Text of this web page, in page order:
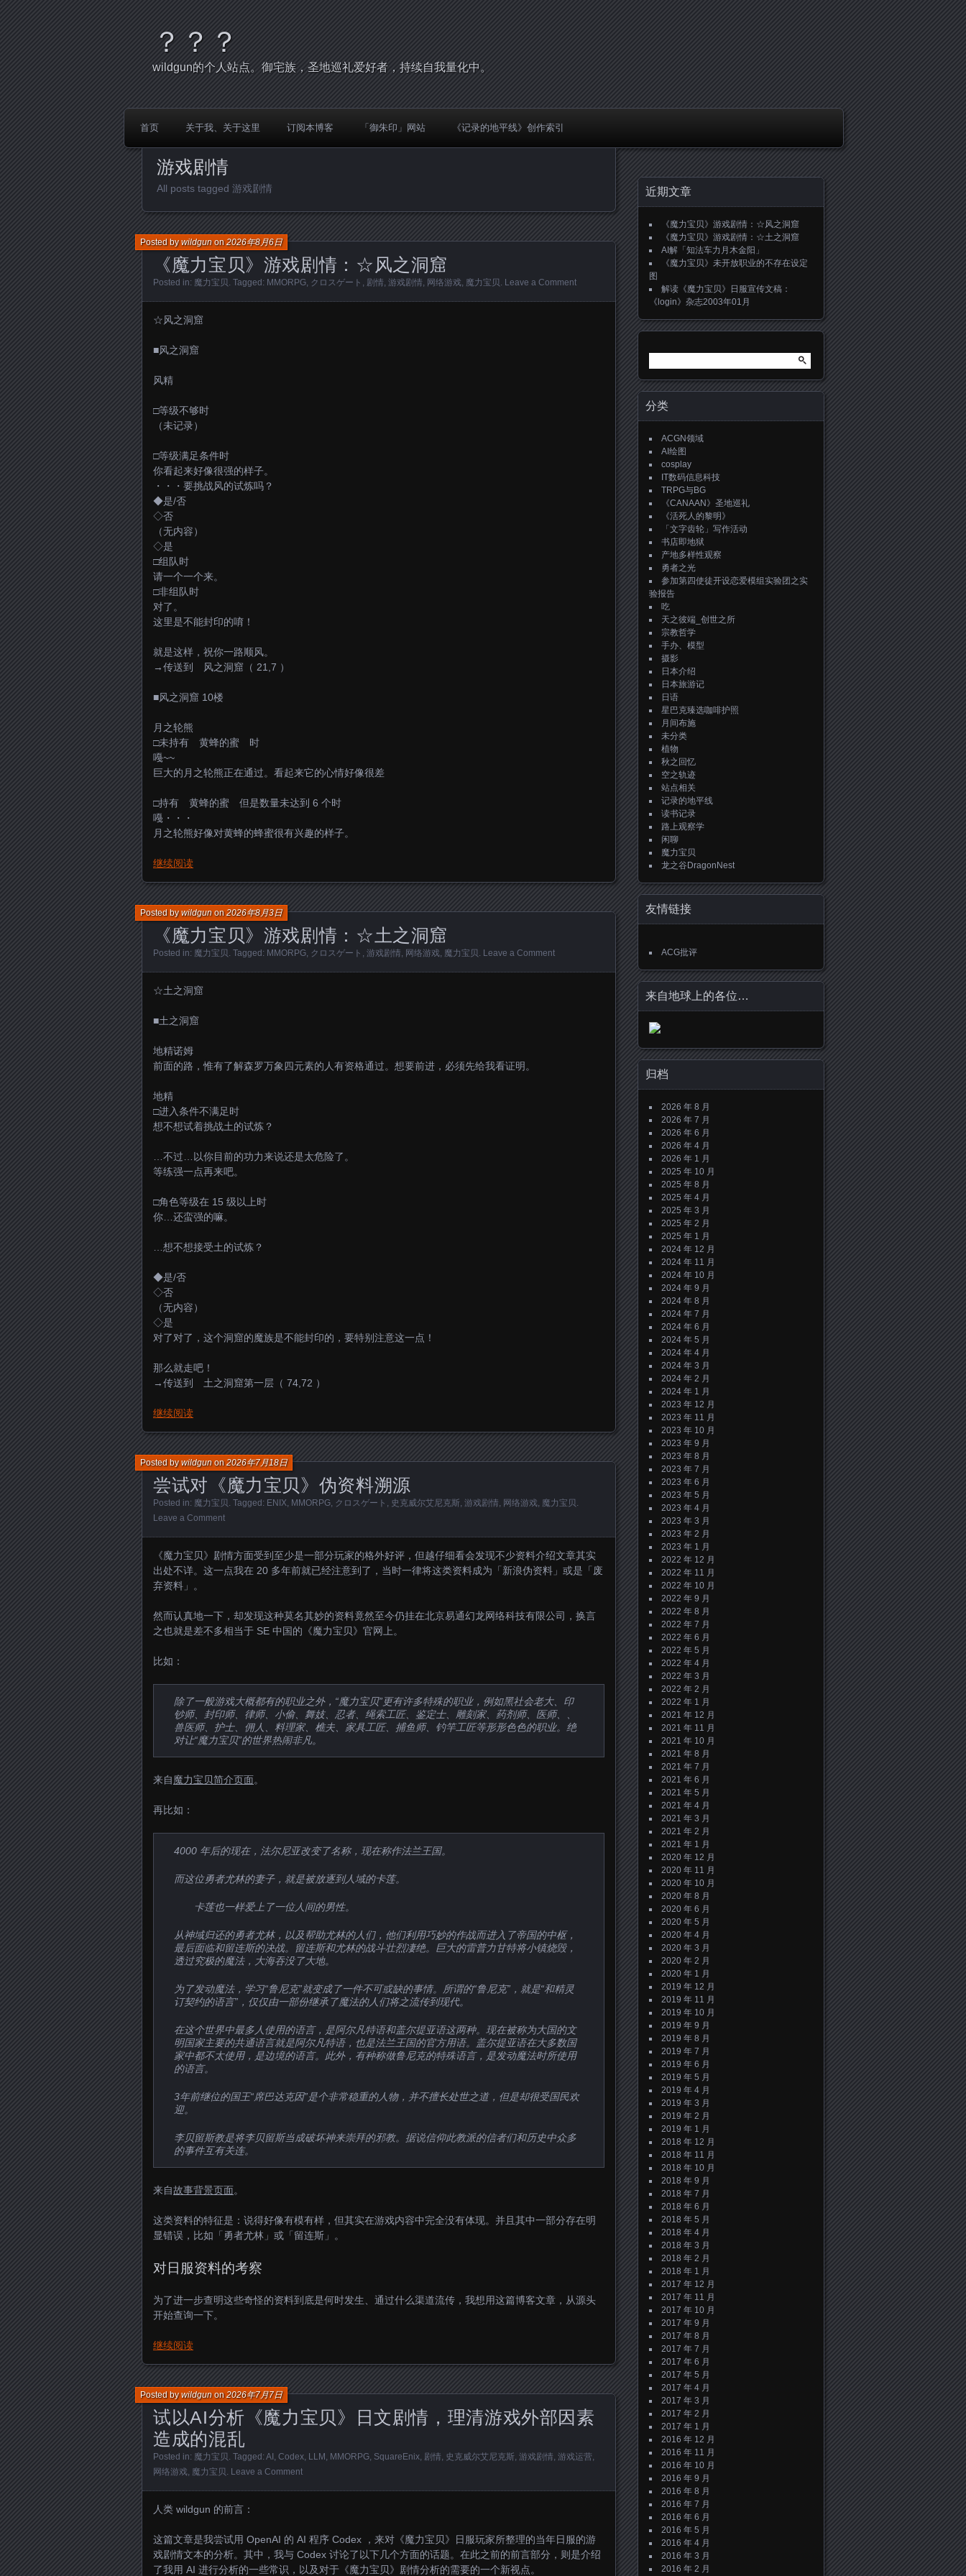
？？？
wildgun的个人站点。御宅族，圣地巡礼爱好者，持续自我量化中。
首页 关于我、关于这里 订阅本博客 「御朱印」网站 《记录的地平线》创作索引
游戏剧情
All posts tagged 游戏剧情
《魔力宝贝》游戏剧情：☆风之洞窟
Posted bywildgunon2026年8月6日
Posted in: 魔力宝贝 . Tagged: MMORPG クロスゲート 剧情 游戏剧情 网络游戏 魔力宝贝 Leave a Comment
☆风之洞窟
■风之洞窟
风精
□等级不够时
（未记录）
□等级满足条件时
你看起来好像很强的样子。
・・・要挑战风的试炼吗？
◆是/否
◇否
（无内容）
◇是
□组队时
请一个一个来。
□非组队时
对了。
这里是不能封印的唷！
就是这样，祝你一路顺风。
→传送到 风之洞窟（ 21,7 ）
■风之洞窟 10楼
月之轮熊
□未持有 黄蜂的蜜 时
嘠~~
巨大的月之轮熊正在通过。看起来它的心情好像很差
□持有 黄蜂的蜜 但是数量未达到 6 个时
嘠・・・
月之轮熊好像对黄蜂的蜂蜜很有兴趣的样子。
继续阅读
《魔力宝贝》游戏剧情：☆土之洞窟
Posted bywildgunon2026年8月3日
Posted in: 魔力宝贝 . Tagged: MMORPG クロスゲート 游戏剧情 网络游戏 魔力宝贝 Leave a Comment
☆土之洞窟
■土之洞窟
地精诺姆
前面的路，惟有了解森罗万象四元素的人有资格通过。想要前进，必须先给我看证明。
地精
□进入条件不满足时
想不想试着挑战土的试炼？
…不过…以你目前的功力来说还是太危险了。
等练强一点再来吧。
□角色等级在 15 级以上时
你…还蛮强的嘛。
…想不想接受土的试炼？
◆是/否
◇否
（无内容）
◇是
对了对了，这个洞窟的魔族是不能封印的，要特别注意这一点！
那么就走吧！
→传送到 土之洞窟第一层（ 74,72 ）
继续阅读
尝试对《魔力宝贝》伪资料溯源
Posted bywildgunon2026年7月18日
Posted in: 魔力宝贝 . Tagged: ENIX MMORPG クロスゲート 史克威尔艾尼克斯 游戏剧情 网络游戏 魔力宝贝
Leave a Comment
《魔力宝贝》剧情方面受到至少是一部分玩家的格外好评，但越仔细看会发现不少资料介绍文章其实
出处不详。这一点我在 20 多年前就已经注意到了，当时一律将这类资料成为「新浪伪资料」或是「废
弃资料」。
然而认真地一下，却发现这种莫名其妙的资料竟然至今仍挂在北京易通幻龙网络科技有限公司，换言
之也就是差不多相当于 SE 中国的《魔力宝贝》官网上。
比如：
除了一般游戏大概都有的职业之外，“魔力宝贝”更有许多特殊的职业，例如黑社会老大、印
钞师、封印师、律师、小偷、舞妓、忍者、绳索工匠、鉴定士、雕刻家、药剂师、医师、、
兽医师、护士、佣人、料理家、樵夫、家具工匠、捕鱼师、钓竿工匠等形形色色的职业。绝
对让“魔力宝贝”的世界热闹非凡。
来自魔力宝贝简介页面。
再比如：
4000 年后的现在，法尔尼亚改变了名称，现在称作法兰王国。
而这位勇者尤林的妻子，就是被放逐到人域的卡莲。
卡莲也一样爱上了一位人间的男性。
从神域归还的勇者尤林，以及帮助尤林的人们，他们利用巧妙的作战而进入了帝国的中枢，
最后面临和留连斯的决战。留连斯和尤林的战斗壮烈凄绝。巨大的雷普力甘特将小镇烧毁，
透过究极的魔法，大海吞没了大地。
为了发动魔法，学习“鲁尼克”就变成了一件不可或缺的事情。所谓的“鲁尼克”，就是“和精灵
订契约的语言”，仅仅由一部份继承了魔法的人们将之流传到现代。
在这个世界中最多人使用的语言，是阿尔凡特语和盖尔提亚语这两种。现在被称为大国的文
明国家主要的共通语言就是阿尔凡特语，也是法兰王国的官方用语。盖尔提亚语在大多数国
家中都不太使用，是边境的语言。此外，有种称做鲁尼克的特殊语言，是发动魔法时所使用
的语言。
3年前继位的国王“席巴达克因”是个非常稳重的人物，并不擅长处世之道，但是却很受国民欢
迎。
李贝留斯教是将李贝留斯当成破坏神来崇拜的邪教。据说信仰此教派的信者们和历史中众多
的事件互有关连。
来自故事背景页面。
这类资料的特征是：说得好像有模有样，但其实在游戏内容中完全没有体现。并且其中一部分存在明
显错误，比如「勇者尤林」或「留连斯」。
对日服资料的考察
为了进一步查明这些奇怪的资料到底是何时发生、通过什么渠道流传，我想用这篇博客文章，从源头
开始查询一下。
继续阅读
试以AI分析《魔力宝贝》日文剧情，理清游戏外部因素
造成的混乱
Posted bywildgunon2026年7月7日
Posted in: 魔力宝贝 . Tagged: AI , Codex, LLM , MMORPG, SquareEnix, 剧情, 史克威尔艾尼克斯, 游戏剧情, 游戏运营,
网络游戏, 魔力宝贝 . Leave a Comment
人类 wildgun 的前言：
这篇文章是我尝试用 OpenAI 的 AI 程序 Codex ，来对《魔力宝贝》日服玩家所整理的当年日服的游
戏剧情文本的分析。其中，我与 Codex 讨论了以下几个方面的话题。在此之前的前言部分，则是介绍
了我用 AI 进行分析的一些常识，以及对于《魔力宝贝》剧情分析的需要的一个新视点。
近期文章
《魔力宝贝》游戏剧情：☆风之洞窟
《魔力宝贝》游戏剧情：☆土之洞窟
AI解「知法车力月木金阳」
《魔力宝贝》未开放职业的不存在设定
图
解读《魔力宝贝》日服宣传文稿：
《login》杂志2003年01月
索：
分类
ACGN领域
AI绘图
cosplay
IT数码信息科技
TRPG与BG
《CANAAN》圣地巡礼
《活死人的黎明》
「文字齿轮」写作活动
书店即地狱
产地多样性观察
勇者之光
参加第四使徒开设恋爱模组实验团之实
验报告
吃
天之彼端_创世之所
宗教哲学
手办、模型
摄影
日本介绍
日本旅游记
日语
星巴克臻选咖啡护照
月间布施
未分类
植物
秋之回忆
空之轨迹
站点相关
记录的地平线
读书记录
路上观察学
闲聊
魔力宝贝
龙之谷DragonNest
友情链接
ACG批评
来自地球上的各位…
归档
2026 年 8 月
2026 年 7 月
2026 年 6 月
2026 年 4 月
2026 年 1 月
2025 年 10 月
2025 年 8 月
2025 年 4 月
2025 年 3 月
2025 年 2 月
2025 年 1 月
2024 年 12 月
2024 年 11 月
2024 年 10 月
2024 年 9 月
2024 年 8 月
2024 年 7 月
2024 年 6 月
2024 年 5 月
2024 年 4 月
2024 年 3 月
2024 年 2 月
2024 年 1 月
2023 年 12 月
2023 年 11 月
2023 年 10 月
2023 年 9 月
2023 年 8 月
2023 年 7 月
2023 年 6 月
2023 年 5 月
2023 年 4 月
2023 年 3 月
2023 年 2 月
2023 年 1 月
2022 年 12 月
2022 年 11 月
2022 年 10 月
2022 年 9 月
2022 年 8 月
2022 年 7 月
2022 年 6 月
2022 年 5 月
2022 年 4 月
2022 年 3 月
2022 年 2 月
2022 年 1 月
2021 年 12 月
2021 年 11 月
2021 年 10 月
2021 年 8 月
2021 年 7 月
2021 年 6 月
2021 年 5 月
2021 年 4 月
2021 年 3 月
2021 年 2 月
2021 年 1 月
2020 年 12 月
2020 年 11 月
2020 年 10 月
2020 年 8 月
2020 年 6 月
2020 年 5 月
2020 年 4 月
2020 年 3 月
2020 年 2 月
2020 年 1 月
2019 年 12 月
2019 年 11 月
2019 年 10 月
2019 年 9 月
2019 年 8 月
2019 年 7 月
2019 年 6 月
2019 年 5 月
2019 年 4 月
2019 年 3 月
2019 年 2 月
2019 年 1 月
2018 年 12 月
2018 年 11 月
2018 年 10 月
2018 年 9 月
2018 年 7 月
2018 年 6 月
2018 年 5 月
2018 年 4 月
2018 年 3 月
2018 年 2 月
2018 年 1 月
2017 年 12 月
2017 年 11 月
2017 年 10 月
2017 年 9 月
2017 年 8 月
2017 年 7 月
2017 年 6 月
2017 年 5 月
2017 年 4 月
2017 年 3 月
2017 年 2 月
2017 年 1 月
2016 年 12 月
2016 年 11 月
2016 年 10 月
2016 年 9 月
2016 年 8 月
2016 年 7 月
2016 年 6 月
2016 年 5 月
2016 年 4 月
2016 年 3 月
2016 年 2 月